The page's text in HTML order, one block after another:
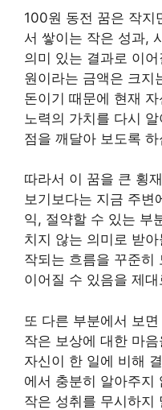
100원 동전 꿈은 작지
서 쌓이는 작은 성과,
의미 있는 결과로 이
원이라는 금액은 크지
돈이기 때문에 현재
노력의 가치를 다시
점을 깨달아 보도록 하
따라서 이 꿈을 큰 횡
보기보다는 지금 주변
익, 절약할 수 있는 부
치지 않는 의미로 받
작되는 흐름을 꾸준히
이어질 수 있음을 제
또 다른 부분에서 보
작은 보상에 대한 마
자신이 한 일에 비해
에서 충분히 알아주지
작은 성취를 무시하지